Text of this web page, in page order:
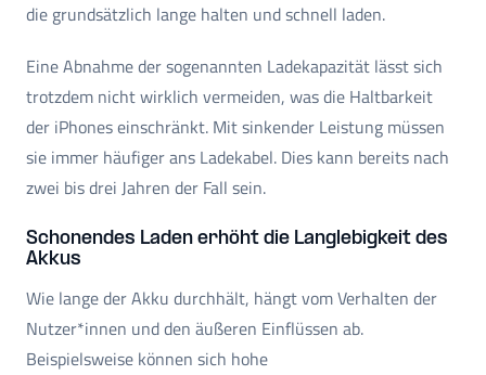
die grundsätzlich lange halten und schnell laden.
Eine Abnahme der sogenannten Ladekapazität lässt sich
trotzdem nicht wirklich vermeiden, was die Haltbarkeit
der iPhones einschränkt. Mit sinkender Leistung müssen
sie immer häufiger ans Ladekabel. Dies kann bereits nach
zwei bis drei Jahren der Fall sein.
Schonendes Laden erhöht die Langlebigkeit des
Akkus
Wie lange der Akku durchhält, hängt vom Verhalten der
Nutzer*innen und den äußeren Einflüssen ab.
Beispielsweise können sich hohe